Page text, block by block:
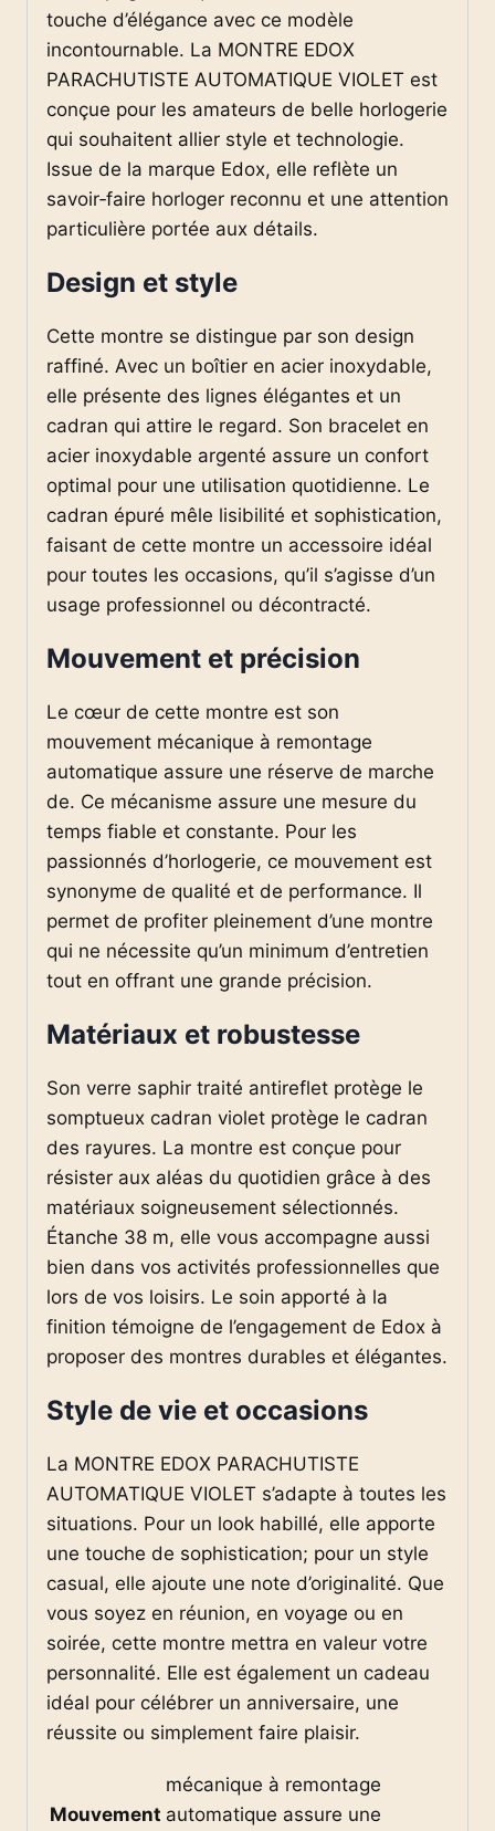
touche d’élégance avec ce modèle
incontournable. La MONTRE EDOX
PARACHUTISTE AUTOMATIQUE VIOLET est
conçue pour les amateurs de belle horlogerie
qui souhaitent allier style et technologie.
Issue de la marque Edox, elle reflète un
savoir‑faire horloger reconnu et une attention
particulière portée aux détails.
Design et style
Cette montre se distingue par son design
raffiné. Avec un boîtier en acier inoxydable,
elle présente des lignes élégantes et un
cadran qui attire le regard. Son bracelet en
acier inoxydable argenté assure un confort
optimal pour une utilisation quotidienne. Le
cadran épuré mêle lisibilité et sophistication,
faisant de cette montre un accessoire idéal
pour toutes les occasions, qu’il s’agisse d’un
usage professionnel ou décontracté.
Mouvement et précision
Le cœur de cette montre est son
mouvement mécanique à remontage
automatique assure une réserve de marche
de. Ce mécanisme assure une mesure du
temps fiable et constante. Pour les
passionnés d’horlogerie, ce mouvement est
synonyme de qualité et de performance. Il
permet de profiter pleinement d’une montre
qui ne nécessite qu’un minimum d’entretien
tout en offrant une grande précision.
Matériaux et robustesse
Son verre saphir traité antireflet protège le
somptueux cadran violet protège le cadran
des rayures. La montre est conçue pour
résister aux aléas du quotidien grâce à des
matériaux soigneusement sélectionnés.
Étanche 38 m, elle vous accompagne aussi
bien dans vos activités professionnelles que
lors de vos loisirs. Le soin apporté à la
finition témoigne de l’engagement de Edox à
proposer des montres durables et élégantes.
Style de vie et occasions
La MONTRE EDOX PARACHUTISTE
AUTOMATIQUE VIOLET s’adapte à toutes les
situations. Pour un look habillé, elle apporte
une touche de sophistication; pour un style
casual, elle ajoute une note d’originalité. Que
vous soyez en réunion, en voyage ou en
soirée, cette montre mettra en valeur votre
personnalité. Elle est également un cadeau
idéal pour célébrer un anniversaire, une
réussite ou simplement faire plaisir.
Mouvement
mécanique à remontage
automatique assure une